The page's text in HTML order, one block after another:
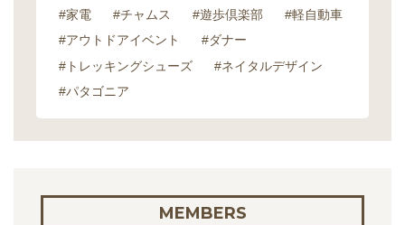
#家電 #チャムス #遊歩倶楽部
#軽自動車
#アウトドアイベント
#ダナー
#トレッキングシューズ
#ネイタルデザイン
#パタゴニア
MEMBERS